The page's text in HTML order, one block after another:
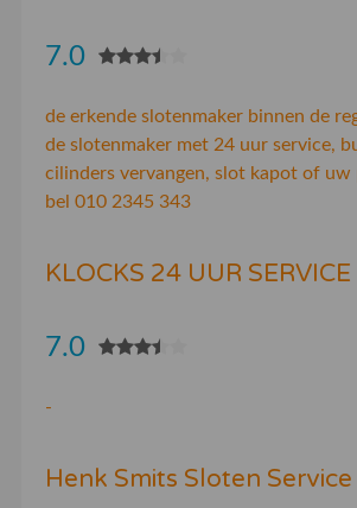
7.0
de erkende slotenmaker binnen de
de slotenmaker met 24 uur service,
cilinders vervangen, slot kapot of uw
bel 010 2345 343
KLOCKS 24 UUR SERVICE
7.0
-
Henk Smits Sloten Service